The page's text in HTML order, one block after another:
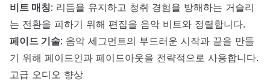
비트 매칭: 리듬을 유지하고 청취 경험을 방해하는 거슬리
는 전환을 피하기 위해 편집을 음악 비트와 정렬합니다.
페이드 기술: 음악 세그먼트의 부드러운 시작과 끝을 만들
기 위해 페이드인과 페이드아웃을 전략적으로 사용합니다.
고급 오디오 향상